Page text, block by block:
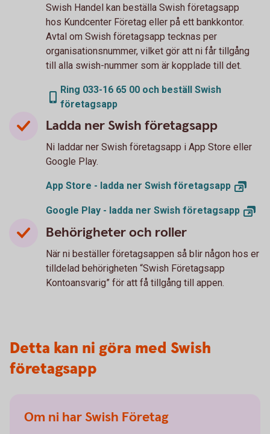
Swish Handel kan beställa Swish företagsapp
hos Kundcenter Företag eller på ett bankkontor.
Avtal om Swish företagsapp tecknas per
organisationsnummer, vilket gör att ni får tillgång
till alla swish-nummer som är kopplade till det.
Ring 033-16 65 00 och beställ Swish
företagsapp
Ladda ner Swish företagsapp
Ni laddar ner Swish företagsapp i App Store eller
Google Play.
App Store - ladda ner Swish företagsapp
Google Play - ladda ner Swish företagsapp
Behörigheter och roller
När ni beställer företagsappen så blir någon hos er
tilldelad behörigheten “Swish Företagsapp
Kontoansvarig” för att få tillgång till appen.
Detta kan ni göra med Swish
företagsapp
Om ni har Swish Företag